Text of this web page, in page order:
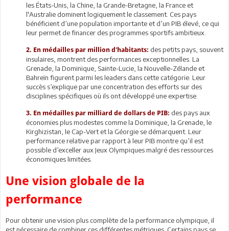
les États-Unis, la Chine, la Grande-Bretagne, la France et
l'Australie dominent logiquement le classement. Ces pays
bénéficient d’une population importante et d’un PIB élevé, ce qui
leur permet de financer des programmes sportifs ambitieux.
2. En médailles par million d'habitants: des petits pays, souvent
insulaires, montrent des performances exceptionnelles. La
Grenade, la Dominique, Sainte-Lucie, la Nouvelle-Zélande et
Bahreïn figurent parmi les leaders dans cette catégorie. Leur
succès s’explique par une concentration des efforts sur des
disciplines spécifiques où ils ont développé une expertise.
3. En médailles par milliard de dollars de PIB: des pays aux
économies plus modestes comme la Dominique, la Grenade, le
Kirghizistan, le Cap-Vert et la Géorgie se démarquent. Leur
performance relative par rapport à leur PIB montre qu’il est
possible d’exceller aux Jeux Olympiques malgré des ressources
économiques limitées.
Une vision globale de la
performance
Pour obtenir une vision plus complète de la performance olympique, il